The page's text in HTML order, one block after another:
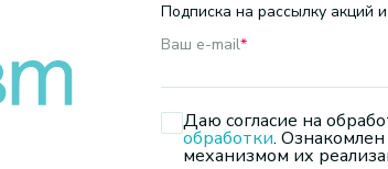
Подписка на рассылку акций
Ваш e-mail*
Даю согласие на
обработки. Ознакомлен
механизмом их